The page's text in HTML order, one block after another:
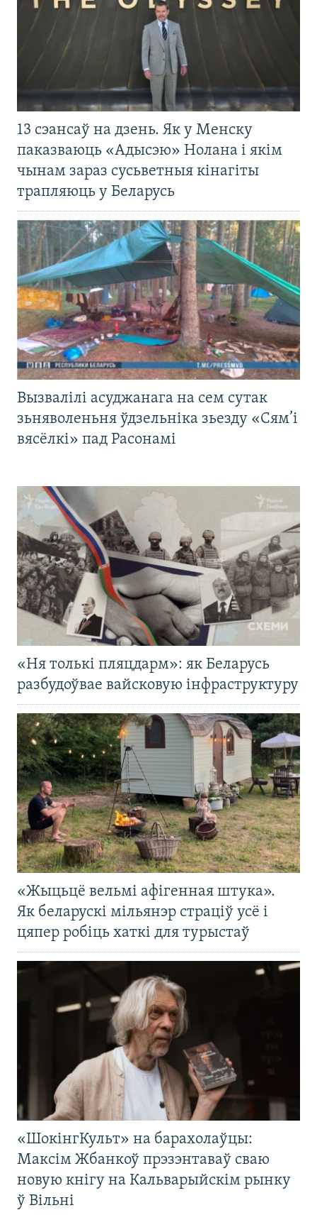
13 сэансаў на дзень. Як у Менску
паказваюць «Адысэю» Нолана і якім
чынам зараз сусьветныя кінагіты
трапляюць у Беларусь
Вызвалілі асуджанага на сем сутак
зьняволеньня ўдзельніка зьезду «Сям’і
вясёлкі» пад Расонамі
«Ня толькі пляцдарм»: як Беларусь
разбудоўвае вайсковую інфраструктуру
«Жыцьцё вельмі афігенная штука».
Як беларускі мільянэр страціў усё і
цяпер робіць хаткі для турыстаў
«ШокінгКульт» на барахолаўцы:
Максім Жбанкоў прэзэнтаваў сваю
новую кнігу на Кальварыйскім рынку
ў Вільні